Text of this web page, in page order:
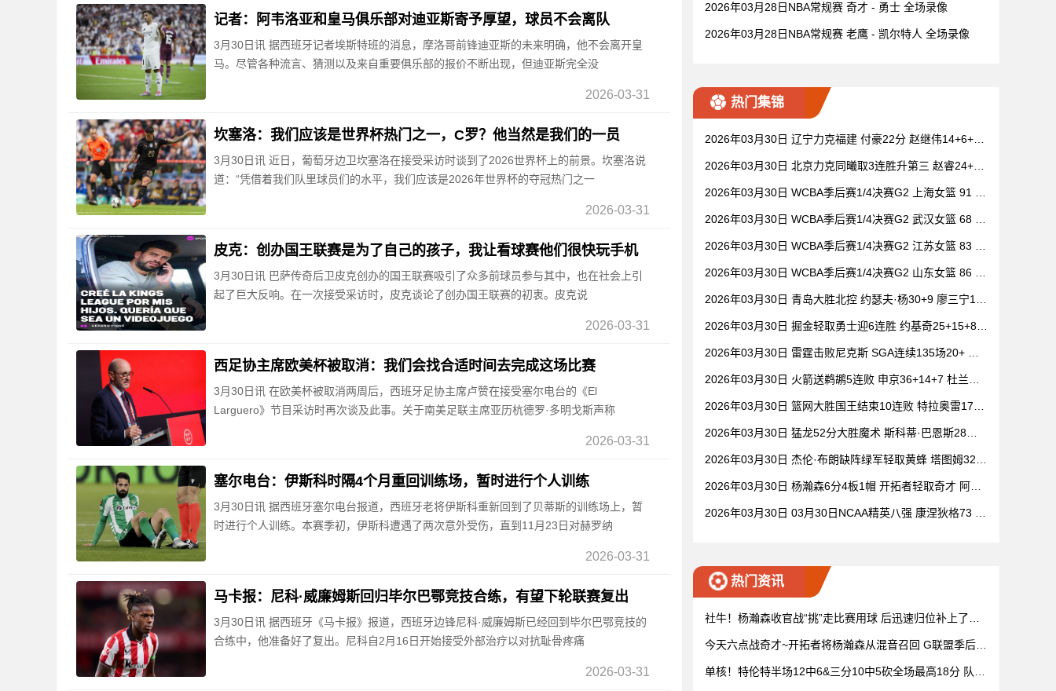
记者：阿韦洛亚和皇马俱乐部对迪亚斯寄予厚望，球员不会离队
3月30日讯 据西班牙记者埃斯特班的消息，摩洛哥前锋迪亚斯的未来明确，他不会离开皇
马。尽管各种流言、猜测以及来自重要俱乐部的报价不断出现，但迪亚斯完全没
2026-03-31
坎塞洛：我们应该是世界杯热门之一，C罗？他当然是我们的一员
3月30日讯 近日，葡萄牙边卫坎塞洛在接受采访时谈到了2026世界杯上的前景。坎塞洛说
道：“凭借着我们队里球员们的水平，我们应该是2026年世界杯的夺冠热门之一
2026-03-31
皮克：创办国王联赛是为了自己的孩子，我让看球赛他们很快玩手机
3月30日讯 巴萨传奇后卫皮克创办的国王联赛吸引了众多前球员参与其中，也在社会上引
起了巨大反响。在一次接受采访时，皮克谈论了创办国王联赛的初衷。皮克说
2026-03-31
西足协主席欧美杯被取消：我们会找合适时间去完成这场比赛
3月30日讯 在欧美杯被取消两周后，西班牙足协主席卢赞在接受塞尔电台的《El
Larguero》节目采访时再次谈及此事。关于南美足联主席亚历杭德罗·多明戈斯声称
2026-03-31
塞尔电台：伊斯科时隔4个月重回训练场，暂时进行个人训练
3月30日讯 据西班牙塞尔电台报道，西班牙老将伊斯科重新回到了贝蒂斯的训练场上，暂
时进行个人训练。本赛季初，伊斯科遭遇了两次意外受伤，直到11月23日对赫罗纳
2026-03-31
马卡报：尼科·威廉姆斯回归毕尔巴鄂竞技合练，有望下轮联赛复出
3月30日讯 据西班牙《马卡报》报道，西班牙边锋尼科·威廉姆斯已经回到毕尔巴鄂竞技的
合练中，他准备好了复出。尼科自2月16日开始接受外部治疗以对抗耻骨疼痛
2026-03-31
2026年03月28日NBA常规赛 奇才 - 勇士 全场录像
2026年03月28日NBA常规赛 老鹰 - 凯尔特人 全场录像
热门集锦
2026年03月30日 辽宁力克福建 付豪22分 赵继伟14+6+11
2026年03月30日 北京力克同曦取3连胜升第三 赵睿24+6
2026年03月30日 WCBA季后赛1/4决赛G2 上海女篮 91 -
2026年03月30日 WCBA季后赛1/4决赛G2 武汉女篮 68 -
2026年03月30日 WCBA季后赛1/4决赛G2 江苏女篮 83 -
2026年03月30日 WCBA季后赛1/4决赛G2 山东女篮 86 -
2026年03月30日 青岛大胜北控 约瑟夫·杨30+9 廖三宁15
2026年03月30日 掘金轻取勇士迎6连胜 约基奇25+15+8
2026年03月30日 雷霆击败尼克斯 SGA连续135场20+ 布
2026年03月30日 火箭送鹈鹕5连败 申京36+14+7 杜兰特2
2026年03月30日 篮网大胜国王结束10连败 特拉奥雷17+6
2026年03月30日 猛龙52分大胜魔术 斯科蒂·巴恩斯28分
2026年03月30日 杰伦·布朗缺阵绿军轻取黄蜂 塔图姆32+
2026年03月30日 杨瀚森6分4板1帽 开拓者轻取奇才 阿夫
2026年03月30日 03月30日NCAA精英八强 康涅狄格73 -
热门资讯
社牛！杨瀚森收官战“挑”走比赛用球 后迅速归位补上了赛
今天六点战奇才~开拓者将杨瀚森从混音召回 G联盟季后赛
单核！特伦特半场12中6&三分10中5砍全场最高18分 队友